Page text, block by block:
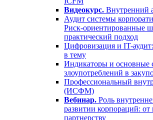
Видеокурс. Внутренний
Аудит системы
Риск-ориентированные
практический подход
Цифровизация и IT-
в тему
Индикаторы и основные
злоупотреблений в
Профессиональный
(ИСФМ)
Вебинар. Роль
развитии корпораций: от
партнерству